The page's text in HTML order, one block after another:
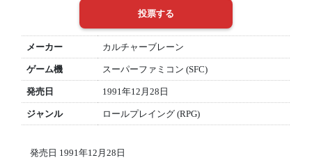
メーカー カルチャーブレーン
ゲーム機 スーパーファミコン (SFC)
発売日 1991年12月28日
ジャンル ロールプレイング (RPG)
発売日 1991年12月28日